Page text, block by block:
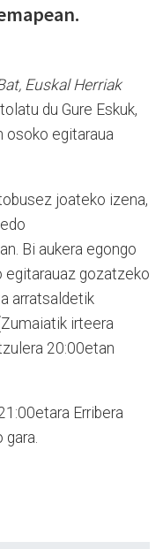
Euskal Herriak
du Gure Eskuk,
osoko egitaraua
joateko izena,
Bi aukera egongo
egitarauaz gozatzeko
arratsaldetik
irteera
20:00etan
Erribera
gara.